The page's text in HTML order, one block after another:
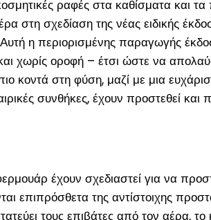
ραφές στα καθίσματα και
στη σχεδίαση της νέας ειδικής
η περιορισμένης παραγωγής
χωρίς οροφή – έτσι ώστε να
κοντά στη φύση, μαζί με μια
συνθήκες, έχουν προστεθεί και
έχουν σχεδιαστεί για να
επιπρόσθετα της αντίστοιχης
τους επιβάτες από τον αέρα,